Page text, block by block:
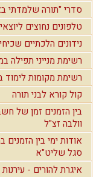
סדרי "תורה שלמדתי
טלפונים נחוצים
נידונים הלכתיים
רשימת מנייני תפילה
רשימת מקומות לימוד
קול קורא לבני תורה
בין הזמנים זמן של
וולבה זצ"ל
אודות ימי בין
סגל שליט"א
איגרת להורים -